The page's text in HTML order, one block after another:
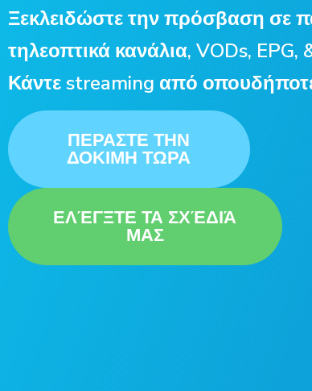
Ξεκλειδώστε την πρόσβαση σε
τηλεοπτικά κανάλια, VODs, EPG,
Κάντε streaming από
ΠΕΡΑΣΤΕ ΤΗΝ
ΔΟΚΙΜΗ ΤΩΡΑ
ΕΛΈΓΞΤΕ ΤΑ ΣΧΈΔΙΆ
ΜΑΣ